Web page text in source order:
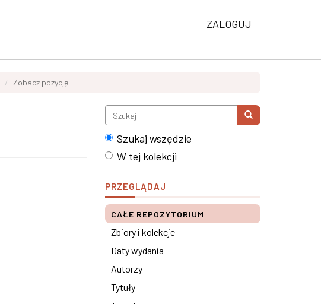
ZALOGUJ
Zobacz pozycję
Szukaj wszędzie
W tej kolekcji
PRZEGLĄDAJ
CAŁE REPOZYTORIUM
Zbiory i kolekcje
Daty wydania
Autorzy
Tytuły